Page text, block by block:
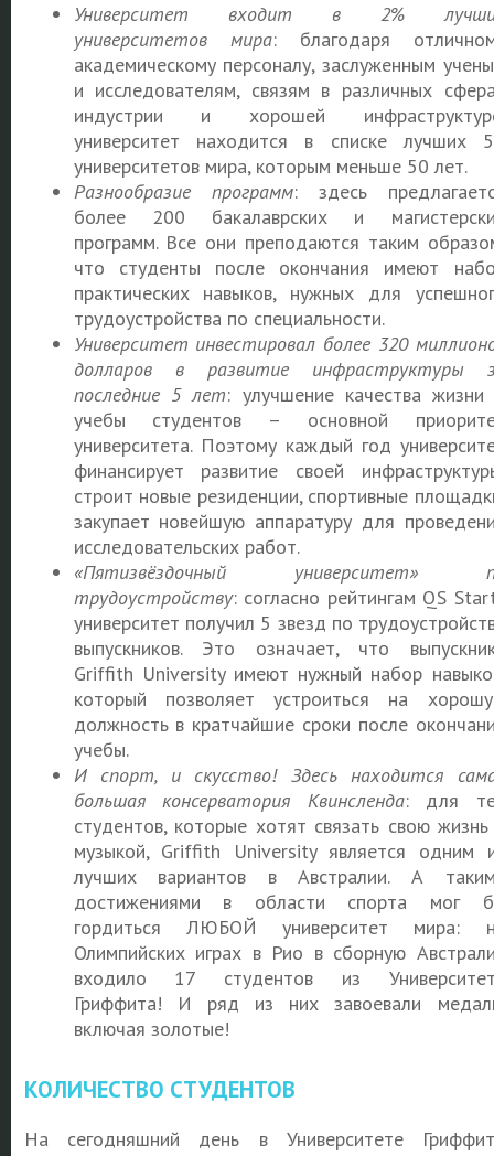
Университет входит в 2%
университетов мира: благодаря
академическому персоналу, заслуженным
и исследователям, связям в различных
индустрии и хорошей
университет находится в списке лучших
университетов мира, которым меньше 50 лет.
Разнообразие программ: здесь
более 200 бакалаврских и
программ. Все они преподаются таким
что студенты после окончания имеют
практических навыков, нужных для
трудоустройства по специальности.
Университет инвестировал более 320
долларов в развитие инфраструктуры
последние 5 лет: улучшение качества жизни
учебы студентов – основной
университета. Поэтому каждый год
финансирует развитие своей
строит новые резиденции, спортивные
закупает новейшую аппаратуру для
исследовательских работ.
«Пятизвёздочный университет»
трудоустройству: согласно рейтингам QS
университет получил 5 звезд по
выпускников. Это означает, что
Griffith University имеют нужный набор
который позволяет устроиться на
должность в кратчайшие сроки после
учебы.
И спорт, и скусство! Здесь находится
большая консерватория Квинсленда: для
студентов, которые хотят связать свою
музыкой, Griffith University является одним
лучших вариантов в Австралии. А
достижениями в области спорта мог
гордиться ЛЮБОЙ университет мира:
Олимпийских играх в Рио в сборную
входило 17 студентов из
Гриффита! И ряд из них завоевали
включая золотые!
КОЛИЧЕСТВО СТУДЕНТОВ
На сегодняшний день в Университете